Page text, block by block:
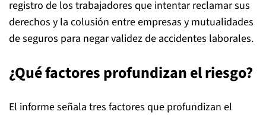
registro de los trabajadores que intentar reclamar sus
derechos y la colusión entre empresas y mutualidades
de seguros para negar validez de accidentes laborales.
¿Qué factores profundizan el riesgo?
El informe señala tres factores que profundizan el